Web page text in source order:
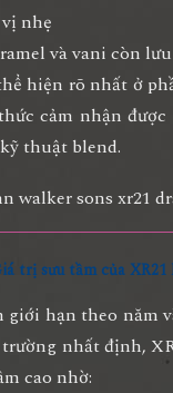
nhẹ
và vani còn
hiện rõ nhất ở
cảm nhận được
thuật blend.
trị sưu tầm của XR21
giới hạn theo năm
nhất định,
cao nhờ: